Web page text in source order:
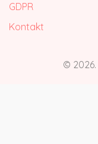
GDPR
Kontakt
©